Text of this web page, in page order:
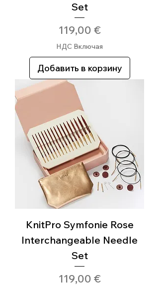
Set
Цена
119,00 €
НДС Включая
Добавить в корзину
KnitPro Symfonie Rose
Interchangeable Needle
Set
Цена
119,00 €